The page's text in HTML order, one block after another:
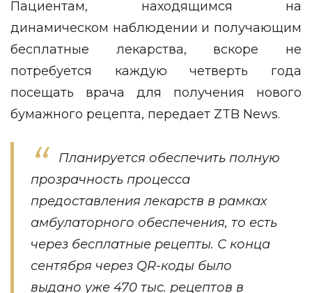
Пациентам, находящимся на
динамическом наблюдении и получающим
бесплатные лекарства, вскоре не
потребуется каждую четверть года
посещать врача для получения нового
бумажного рецепта, передает ZTB News.
Планируется обеспечить полную
прозрачность процесса
предоставления лекарств в рамках
амбулаторного обеспечения, то есть
через бесплатные рецепты. С конца
сентября через QR-коды было
выдано уже 470 тыс. рецептов в